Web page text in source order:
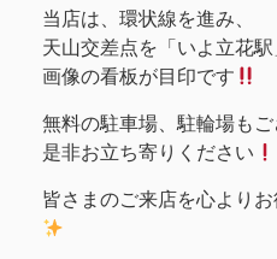
当店は、環状線を進み、
天山交差点を「いよ立花
画像の看板が目印です
無料の駐車場、駐輪場も
是非お立ち寄りください
皆さまのご来店を心より